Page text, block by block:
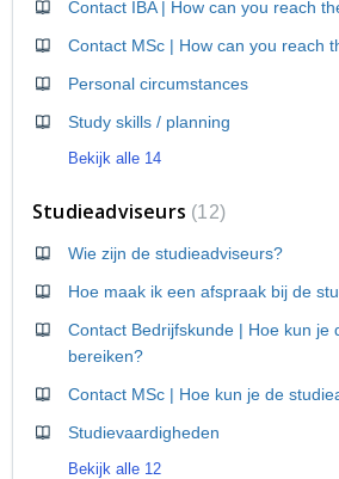
Contact IBA | How can you reach
Contact MSc | How can you reach
Personal circumstances
Study skills / planning
Bekijk alle 14
Studieadviseurs 12
Wie zijn de studieadviseurs?
Hoe maak ik een afspraak bij de
Contact Bedrijfskunde | Hoe kun je
bereiken?
Contact MSc | Hoe kun je de
Studievaardigheden
Bekijk alle 12